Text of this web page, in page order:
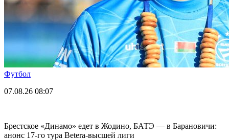
Футбол
07.08.26 08:07
Брестское «Динамо» едет в Жодино, БАТЭ — в Барановичи:
анонс 17-го тура Betera-высшей лиги